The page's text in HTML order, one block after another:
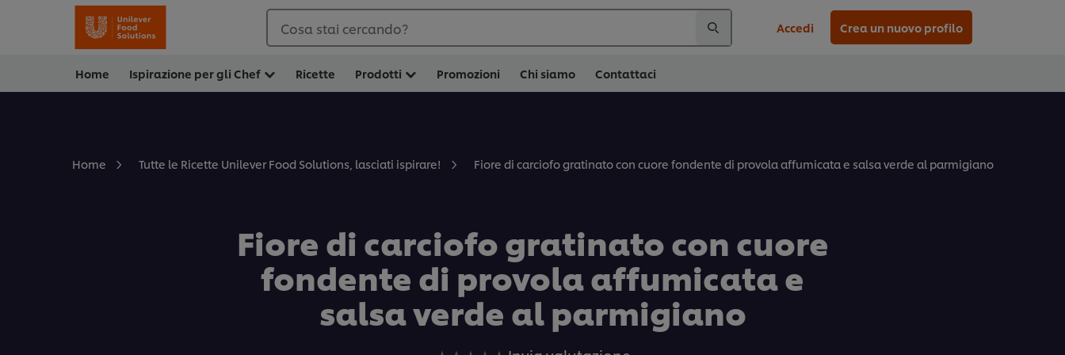
Cosa stai cercando? Accedi Crea un nuovo profilo
Home Ispirazione per gli Chef Ricette Prodotti Promozioni Chi siamo Contattaci
Home Tutte le Ricette Unilever Food Solutions, lasciati ispirare! Fiore di carciofo gratinato con cuore fondente di provola affumicata e salsa verde al parmigiano
Fiore di carciofo gratinato con cuore
fondente di provola affumicata e
salsa verde al parmigiano